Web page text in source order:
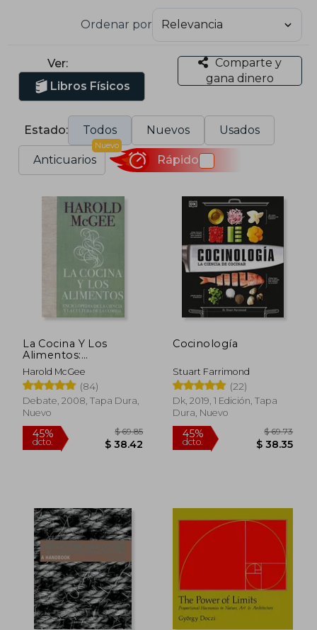
Ordenar por
Ver:
Libros Físicos
Comparte y
gana dinero
Estado: Todos Nuevos Usados
Anticuarios
Nuevo
Rápido
La Cocina Y Los
Alimentos:
Enciclopedia de la
Ciencia Y La Cultura
de la Comida / On
Food and Cooking
Harold McGee
(84)
Debate, 2008, Tapa Dura,
Nuevo
45%
dcto.
$ 69.85
$ 38.42
Cocinología
Stuart Farrimond
(22)
Dk, 2019, 1 Edición, Tapa
Dura, Nuevo
45%
dcto.